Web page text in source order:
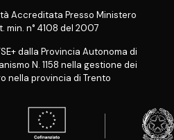
Accreditata Presso Ministero
min. n° 4108 del 2007
dalla Provincia Autonoma di
N. 1158 nella gestione dei
nella provincia di Trento